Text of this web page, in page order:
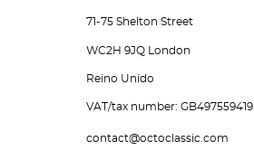
71-75 Shelton Street
WC2H 9JQ London
Reino Unido
VAT/tax number: GB497559419
contact@octoclassic.com